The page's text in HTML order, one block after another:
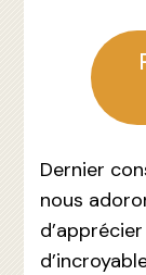
Dernier
nous